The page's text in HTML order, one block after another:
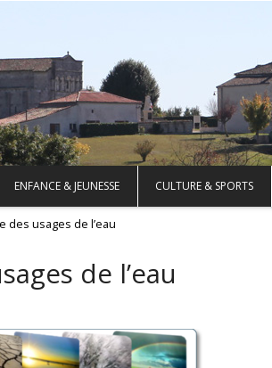
ENFANCE & JEUNESSE CULTURE & SPORTS
des usages de l’eau
de l’eau